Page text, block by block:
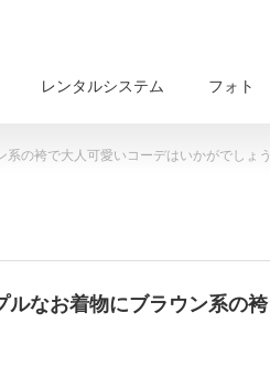
レンタルシステム フォト
の袴で大人可愛いコーデはいかがでしょう
なお着物にブラウン系の袴